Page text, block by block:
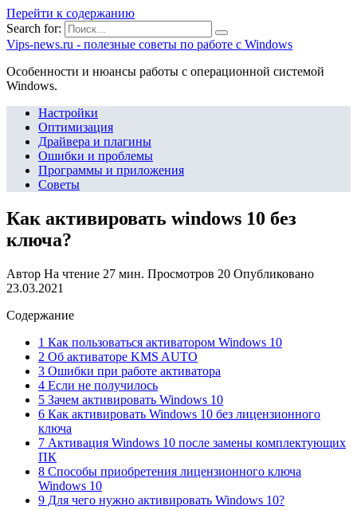
Перейти к содержанию
Search for:
Vips-news.ru - полезные советы по работе с Windows
Особенности и нюансы работы с операционной системой
Windows.
Настройки
Оптимизация
Драйвера и плагины
Ошибки и проблемы
Программы и приложения
Советы
Как активировать windows 10 без
ключа?
Автор На чтение 27 мин. Просмотров 20 Опубликовано
23.03.2021
Содержание
1 Как пользоваться активатором Windows 10
2 Об активаторе KMS AUTO
3 Ошибки при работе активатора
4 Если не получилось
5 Зачем активировать Windows 10
6 Как активировать Windows 10 без лицензионного
ключа
7 Активация Windows 10 после замены комплектующих
ПК
8 Способы приобретения лицензионного ключа
Windows 10
9 Для чего нужно активировать Windows 10?